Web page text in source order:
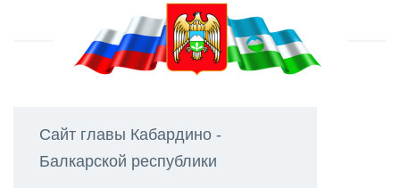
Сайт главы Кабардино -
Балкарской республики